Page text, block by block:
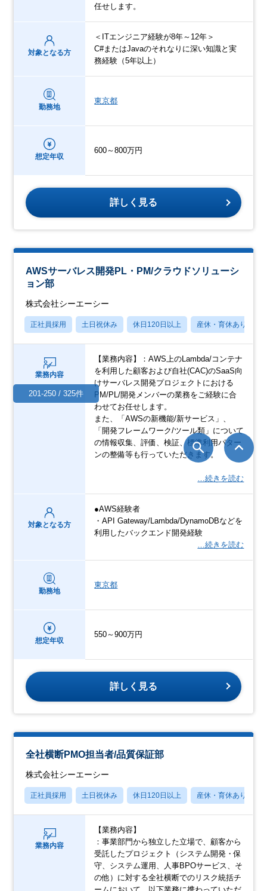
任せします。
対象となる方
＜ITエンジニア経験が8年～12年＞
C#またはJavaのそれなりに深い知識と実
務経験（5年以上）
勤務地
東京都
想定年収
600～800万円
詳しく見る
AWSサーバレス開発PL・PM/クラウドソリューシ
ョン部
株式会社シーエーシー
正社員採用 土日祝休み 休日120日以上 産休・育休あり
業務内容
【業務内容】：AWS上のLambda/コンテナ
を利用した顧客および自社(CAC)のSaaS向
けサーバレス開発プロジェクトにおける
PM/PL/開発メンバーの業務をご経験に合
わせてお任せします。
また、「AWSの新機能/新サービス」、
「開発フレームワーク/ツール類」について
の情報収集、評価、検証、標準利用パター
ンの整備等も行っていただきます。
…続きを読む
対象となる方
●AWS経験者
・API Gateway/Lambda/DynamoDBなどを
利用したバックエンド開発経験
…続きを読む
勤務地
東京都
想定年収
550～900万円
詳しく見る
全社横断PMO担当者/品質保証部
株式会社シーエーシー
正社員採用 土日祝休み 休日120日以上 産休・育休あり
業務内容
【業務内容】
：事業部門から独立した立場で、顧客から
受託したプロジェクト（システム開発・保
守、システム運用、人事BPOサービス、そ
の他）に対する全社横断でのリスク統括チ
201-250 / 325件